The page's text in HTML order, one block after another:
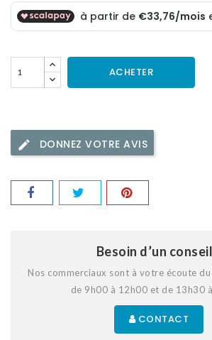
ACHETER
DONNEZ VOTRE AVIS
Besoin d’un
Nos commerciaux sont à votre écoute
de 9h00 à 12h00 et de 13h30
CONTACT